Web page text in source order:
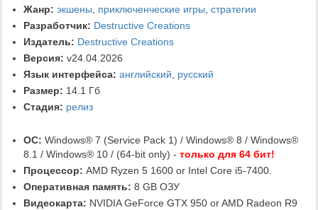
Жанр: экшены, приключенческие игры, стратегии
Разработчик: Destructive Creations
Издатель: Destructive Creations
Версия: v24.04.2026
Язык интерфейса: английский, русский
Размер: 14.1 Гб
Стадия: релиз
ОС: Windows® 7 (Service Pack 1) / Windows® 8 / Windows®
8.1 / Windows® 10 / (64-bit only) - только для 64 бит!
Процессор: AMD Ryzen 5 1600 or Intel Core i5-7400.
Оперативная память: 8 GB ОЗУ
Видеокарта: NVIDIA GeForce GTX 950 or AMD Radeon R9